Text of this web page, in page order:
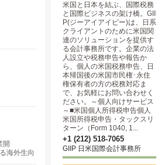
開
海外生向
米国と日本を結ぶ、国際税務
と国際ビジネスの架け橋。GII
P(ジーアイアイピー)は、日系
クライアントのために米国関
連のソリューションを提供す
る会計事務所です。企業の法
人設立や税務申告や報告か
ら、個人の米国税務申告、日
本帰国後の米国市民権･永住
権保有者の方の税務対応ま
で、お気軽にお問い合わせく
ださい。～個人向けサービス
～■米国個人所得税申告個人
米国所得税申告・タックスリ
ターン（Form 1040, 1...
+1 (212) 518-7065
GIIP 日米国際会計事務所